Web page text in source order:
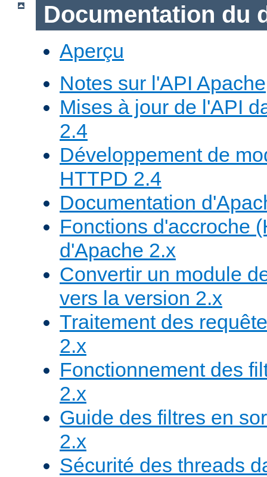
Documentation du
Aperçu
Notes sur l'API Apache
Mises à jour de l'API
2.4
Développement de
HTTPD 2.4
Documentation
Fonctions d'accroche
d'Apache 2.x
Convertir un module
vers la version 2.x
Traitement des
2.x
Fonctionnement des
2.x
Guide des filtres en
2.x
Sécurité des threads